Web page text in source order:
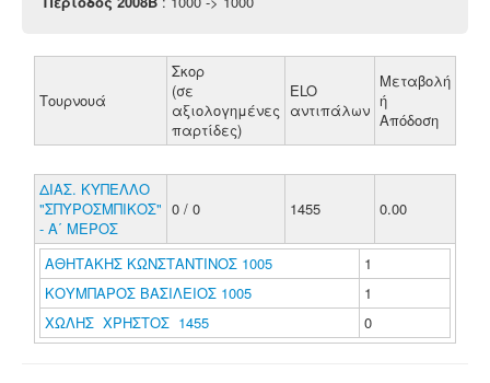
Τουρνουά
Σκορ
(σε
αξιολογημένες
παρτίδες)
ELO
αντιπάλων
Μεταβολή
ή
Απόδοση
ΔΙΑΣ. ΚΥΠΕΛΛΟ
"ΣΠΥΡΟΣΜΠΙΚΟΣ"
- Α΄ ΜΕΡΟΣ
0 / 0 1455 0.00
ΑΘΗΤΑΚΗΣ ΚΩΝΣΤΑΝΤΙΝΟΣ 1005
1
ΚΟΥΜΠΑΡΟΣ ΒΑΣΙΛΕΙΟΣ 1005
1
ΧΩΛΗΣ ΧΡΗΣΤΟΣ 1455
0